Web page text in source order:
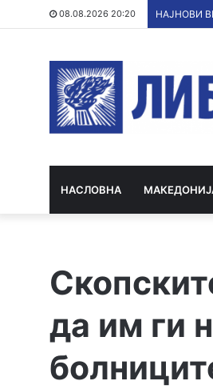
08.08.2026 20:20 НАЈНОВИ
НАСЛОВНА
да им ги